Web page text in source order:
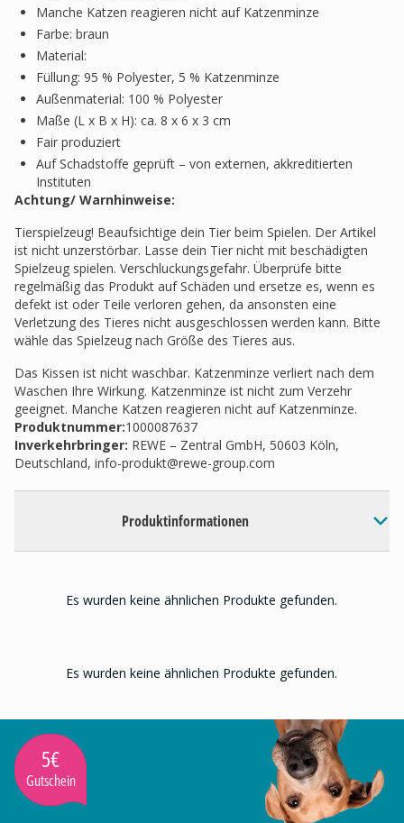
Manche Katzen reagieren nicht auf Katzenminze
Farbe: braun
Material:
Füllung: 95 % Polyester, 5 % Katzenminze
Außenmaterial: 100 % Polyester
Maße (L x B x H): ca. 8 x 6 x 3 cm
Fair produziert
Auf Schadstoffe geprüft – von externen, akkreditierten
Instituten
Achtung/ Warnhinweise:
Tierspielzeug! Beaufsichtige dein Tier beim Spielen. Der Artikel
ist nicht unzerstörbar. Lasse dein Tier nicht mit beschädigten
Spielzeug spielen. Verschluckungsgefahr. Überprüfe bitte
regelmäßig das Produkt auf Schäden und ersetze es, wenn es
defekt ist oder Teile verloren gehen, da ansonsten eine
Verletzung des Tieres nicht ausgeschlossen werden kann. Bitte
wähle das Spielzeug nach Größe des Tieres aus.
Das Kissen ist nicht waschbar. Katzenminze verliert nach dem
Waschen Ihre Wirkung. Katzenminze ist nicht zum Verzehr
geeignet. Manche Katzen reagieren nicht auf Katzenminze.
Produktnummer:1000087637
Inverkehrbringer: REWE – Zentral GmbH, 50603 Köln,
Deutschland, info-produkt@rewe-group.com
Produktinformationen
Es wurden keine ähnlichen Produkte gefunden.
Es wurden keine ähnlichen Produkte gefunden.
5€
Gutschein